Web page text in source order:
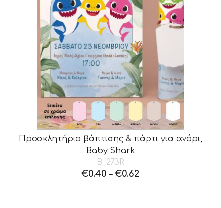
Προσκλητήριο βάπτισης & πάρτι για αγόρι,
Baby Shark
B_273R
€0.40 – €0.62